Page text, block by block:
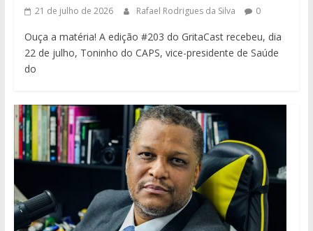
21 de julho de 2026 Rafael Rodrigues da Silva 0
Ouça a matéria! A edição #203 do GritaCast recebeu, dia
22 de julho, Toninho do CAPS, vice-presidente de Saúde
do